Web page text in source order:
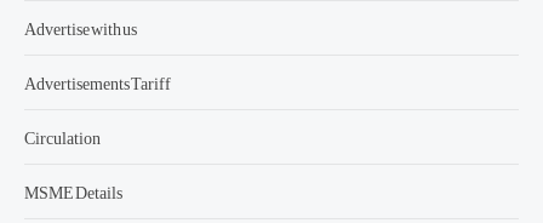
Advertise with us
Advertisements Tariff
Circulation
MSME Details